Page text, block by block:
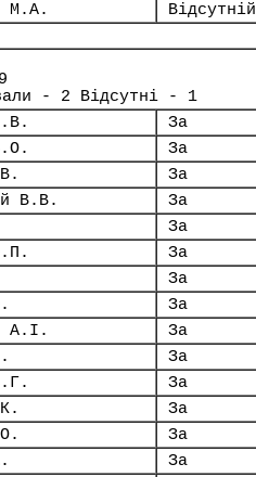
М.А. Відсутній
- 2 Відсутні - 1
За
За
За
В.В.
За
За
За
За
За
А.І.
За
За
За
За
За
За